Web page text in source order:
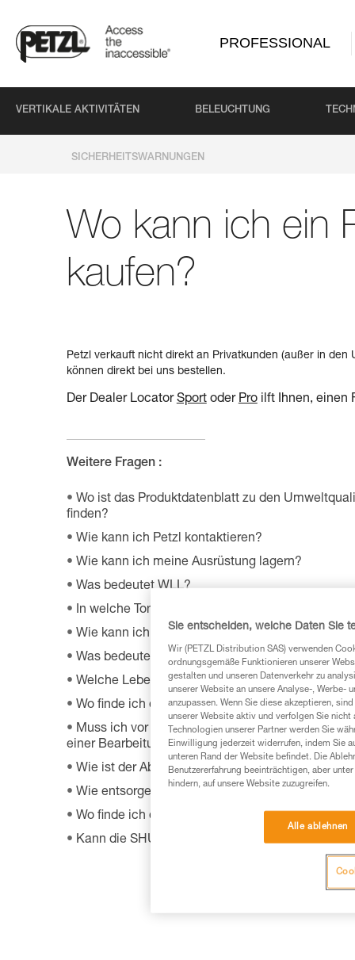
PROFESSIONAL
VERTIKALE AKTIVITÄTEN BELEUCHTUNG
SICHERHEITSWARNUNGEN
Wo kann ich ein
kaufen?
Petzl verkauft nicht direkt an Privatkunden (außer in
können direkt bei uns bestellen.
Der Dealer LocatorSportoder Proilft Ihnen, einen
Weitere Fragen :
Wo ist das Produktdatenblatt zu den
finden?
Wie kann ich Petzl kontaktieren?
Wie kann ich meine Ausrüstung lagern?
Was bedeutet WLL?
In welche Tonne muss ich die Verpackung
Wie kann ich meine Petzl Ausrüstung warten?
Was bedeutet PSA?
Welche Lebensdauer hat meine Petzl
Wo finde ich das weltweite Händlernetz von
Muss ich vor Rücksendung eines fehlerhaften
einer Bearbeitungsnummer und einem
Wie ist der Ablauf des Garantieverfahrens bei
Wie entsorge ich meine Ausrüstung?
Wo finde ich das Herstellungsdatum meiner
Kann die SHUNT zum Selbstsichern benutzt
Sie entscheiden, welche Daten Sie
Wir (PETZL Distribution SAS) verwenden
ordnungsgemäße Funktionieren unserer
gestalten und unseren Datenverkehr zu
unserer Website an unsere Analyse-, Werbe-
anzupassen. Wenn Sie diese akzeptieren,
unserer Website aktiv und verfolgen Sie
Technologien unserer Partner werden Sie
Einwilligung jederzeit widerrufen, indem Sie
unteren Rand der Website befindet. Die
Benutzererfahrung beeinträchtigen, aber
hindern, auf unsere Website zuzugreifen.
Alle ablehnen